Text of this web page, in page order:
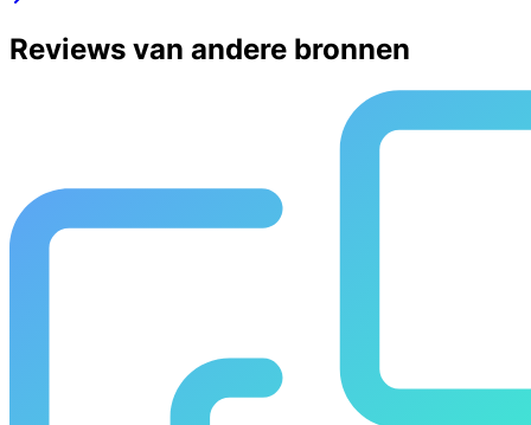
Reviews van andere bronnen